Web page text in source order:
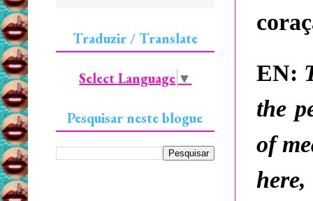
EN:
the
of
Traduzir / Translate
Select Language ▼
Pesquisar neste blogue